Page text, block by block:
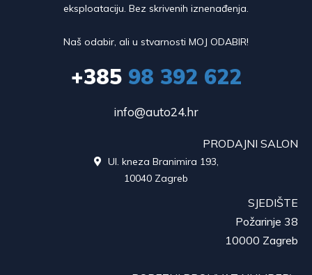
eksploataciju. Bez skrivenih iznenađenja.
Naš odabir, ali u stvarnosti MOJ ODABIR!
+38598 392 622
info@auto24.hr
PRODAJNI SALON
Ul. kneza Branimira 193,
10040 Zagreb
SJEDIŠTE
Požarinje 38
10000 Zagreb